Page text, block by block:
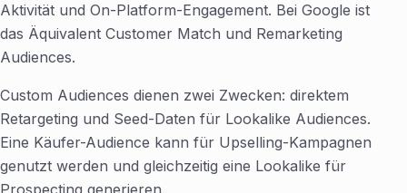
Aktivität und On-Platform-Engagement. Bei Google ist
das Äquivalent Customer Match und Remarketing
Audiences.
Custom Audiences dienen zwei Zwecken: direktem
Retargeting und Seed-Daten für Lookalike Audiences.
Eine Käufer-Audience kann für Upselling-Kampagnen
genutzt werden und gleichzeitig eine Lookalike für
Prospecting generieren.